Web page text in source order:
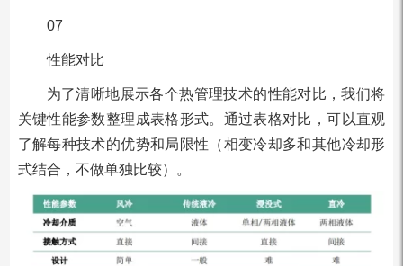
07
性能对比
为了清晰地展示各个热管理技术的性能对比，我们将
关键性能参数整理成表格形式。通过表格对比，可以直观
了解每种技术的优势和局限性（相变冷却多和其他冷却形
式结合，不做单独比较）。